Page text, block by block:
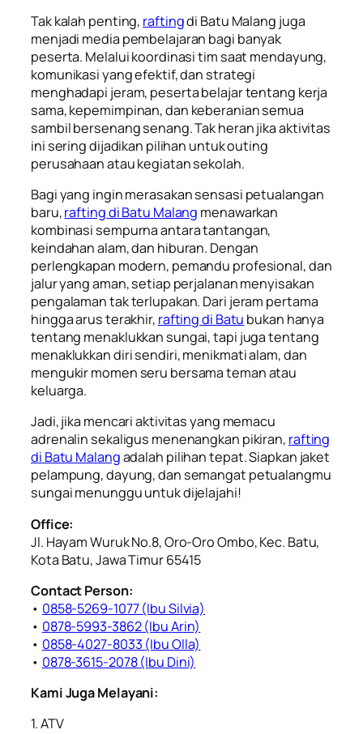
Tak kalah penting, raftingdi Batu Malang juga
menjadi media pembelajaran bagi banyak
peserta. Melalui koordinasi tim saat mendayung,
komunikasi yang efektif, dan strategi
menghadapi jeram, peserta belajar tentang kerja
sama, kepemimpinan, dan keberanian semua
sambil bersenang senang. Tak heran jika aktivitas
ini sering dijadikan pilihan untuk outing
perusahaan atau kegiatan sekolah.
Bagi yang ingin merasakan sensasi petualangan
baru,rafting di Batu Malang menawarkan
kombinasi sempurna antara tantangan,
keindahan alam, dan hiburan. Dengan
perlengkapan modern, pemandu profesional, dan
jalur yang aman, setiap perjalanan menyisakan
pengalaman tak terlupakan. Dari jeram pertama
hingga arus terakhir, rafting di Batu bukan hanya
tentang menaklukkan sungai, tapi juga tentang
menaklukkan diri sendiri, menikmati alam, dan
mengukir momen seru bersama teman atau
keluarga.
Jadi, jika mencari aktivitas yang memacu
adrenalin sekaligus menenangkan pikiran, rafting
di Batu Malangadalah pilihan tepat. Siapkan jaket
pelampung, dayung, dan semangat petualangmu
sungai menunggu untuk dijelajahi!
Office:
Jl. Hayam Wuruk No.8, Oro-Oro Ombo, Kec. Batu,
Kota Batu, Jawa Timur 65415
Contact Person:
• 0858-5269-1077 (Ibu Silvia)
• 0878-5993-3862 (Ibu Arin)
• 0858-4027-8033 (Ibu Olla)
• 0878-3615-2078 (Ibu Dini)
Kami Juga Melayani:
1. ATV